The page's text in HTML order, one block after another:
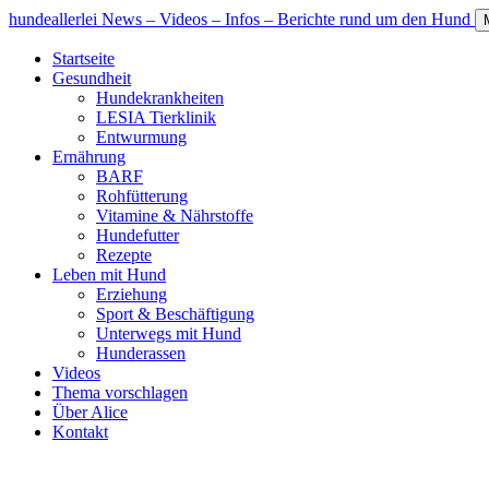
hundeallerlei News – Videos – Infos – Berichte rund um den Hund
Startseite
Gesundheit
Hundekrankheiten
LESIA Tierklinik
Entwurmung
Ernährung
BARF
Rohfütterung
Vitamine & Nährstoffe
Hundefutter
Rezepte
Leben mit Hund
Erziehung
Sport & Beschäftigung
Unterwegs mit Hund
Hunderassen
Videos
Thema vorschlagen
Über Alice
Kontakt